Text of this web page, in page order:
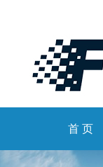
首 页